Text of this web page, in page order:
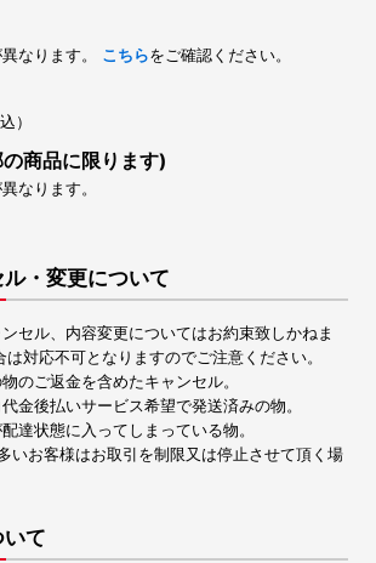
なります。 こちらをご確認ください。
）
商品に限ります)
なります。
・変更について
セル、内容変更についてはお約束致しかねま
対応不可となりますのでご注意ください。
のご返金を含めたキャンセル。
金後払いサービス希望で発送済みの物。
達状態に入ってしまっている物。
いお客様はお取引を制限又は停止させて頂く場
て